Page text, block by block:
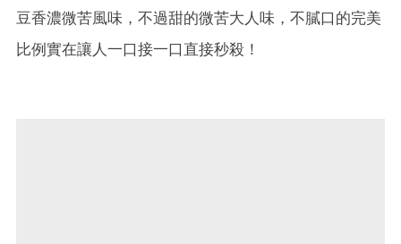
豆香濃微苦風味，不過甜的微苦大人味，不膩口的完美
比例實在讓人一口接一口直接秒殺！